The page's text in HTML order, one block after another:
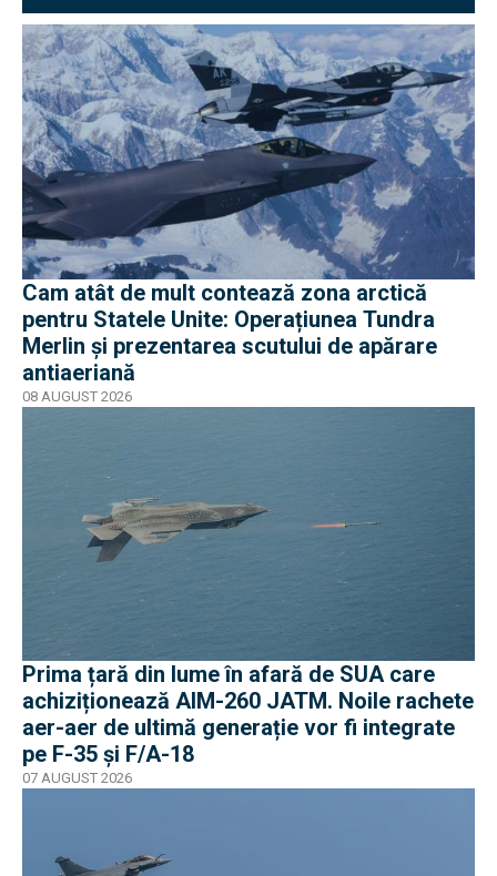
Cam atât de mult contează zona arctică
pentru Statele Unite: Operațiunea Tundra
Merlin şi prezentarea scutului de apărare
antiaeriană
08 AUGUST 2026
Prima țară din lume în afară de SUA care
achiziționează AIM-260 JATM. Noile rachete
aer-aer de ultimă generație vor fi integrate
pe F-35 și F/A-18
07 AUGUST 2026